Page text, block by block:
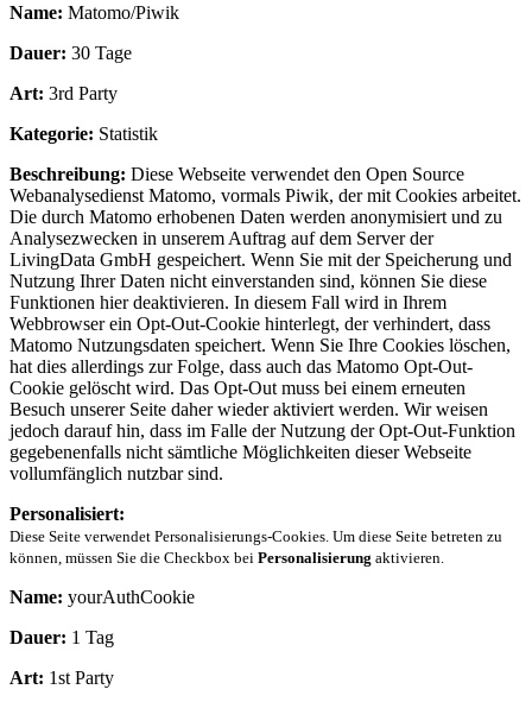
Name: Matomo/Piwik
Dauer: 30 Tage
Art: 3rd Party
Kategorie: Statistik
Beschreibung: Diese Webseite verwendet den Open Source
Webanalysedienst Matomo, vormals Piwik, der mit Cookies arbeitet.
Die durch Matomo erhobenen Daten werden anonymisiert und zu
Analysezwecken in unserem Auftrag auf dem Server der
LivingData GmbH gespeichert. Wenn Sie mit der Speicherung und
Nutzung Ihrer Daten nicht einverstanden sind, können Sie diese
Funktionen hier deaktivieren. In diesem Fall wird in Ihrem
Webbrowser ein Opt-Out-Cookie hinterlegt, der verhindert, dass
Matomo Nutzungsdaten speichert. Wenn Sie Ihre Cookies löschen,
hat dies allerdings zur Folge, dass auch das Matomo Opt-Out-
Cookie gelöscht wird. Das Opt-Out muss bei einem erneuten
Besuch unserer Seite daher wieder aktiviert werden. Wir weisen
jedoch darauf hin, dass im Falle der Nutzung der Opt-Out-Funktion
gegebenenfalls nicht sämtliche Möglichkeiten dieser Webseite
vollumfänglich nutzbar sind.
Personalisiert:
Diese Seite verwendet Personalisierungs-Cookies. Um diese Seite betreten zu
können, müssen Sie die Checkbox bei Personalisierung aktivieren.
Name: yourAuthCookie
Dauer: 1 Tag
Art: 1st Party